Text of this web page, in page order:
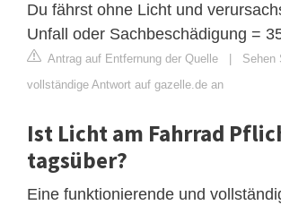
Du fährst ohne Licht und
Unfall oder Sachbeschädigung =
Antrag auf Entfernung der Quelle
Sehen
vollständige Antwort auf gazelle.de an
Ist Licht am Fahrrad
tagsüber?
Eine funktionierende und